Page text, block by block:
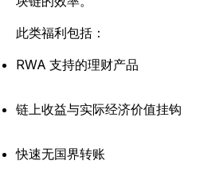
此类福利包括：
RWA 支持的理财产品
链上收益与实际经济价值挂钩
快速无国界转账